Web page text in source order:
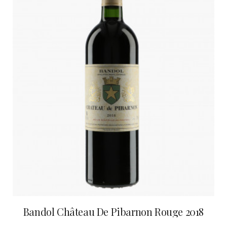
Bandol Château De Pibarnon Rouge 2018